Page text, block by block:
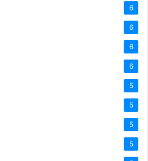
6
6
6
6
5
5
5
5